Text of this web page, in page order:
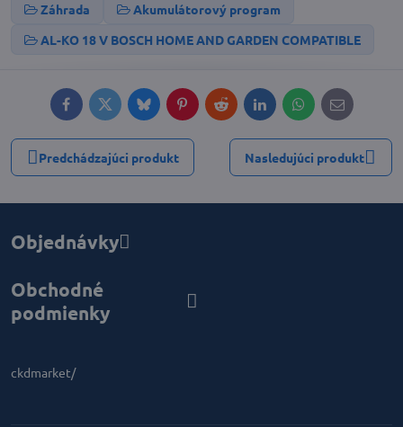
Záhrada
Akumulátorový program
AL-KO 18 V BOSCH HOME AND GARDEN COMPATIBLE
FacebookTwitterBlueskyPinterestRedditLinkedInWhatsApp
E-
mail
Predchádzajúci produkt Nasledujúci produkt
Objednávky
Obchodné
podmienky
ckdmarket/